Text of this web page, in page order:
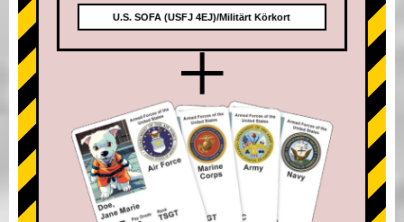
U.S. SOFA (USFJ 4EJ)/Militärt Körkort
+